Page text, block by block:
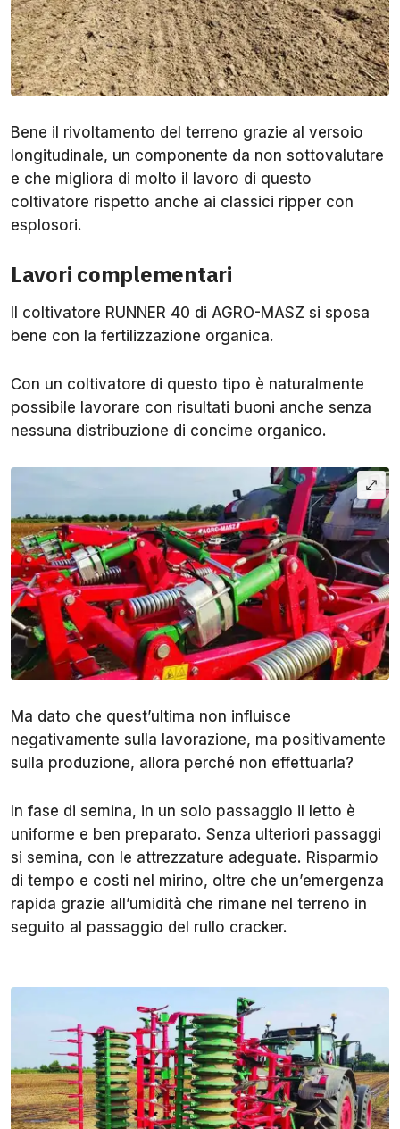
Bene il rivoltamento del terreno grazie al versoio
longitudinale, un componente da non sottovalutare
e che migliora di molto il lavoro di questo
coltivatore rispetto anche ai classici ripper con
esplosori.
Lavori complementari
Il coltivatore RUNNER 40 di AGRO-MASZ si sposa
bene con la fertilizzazione organica.
Con un coltivatore di questo tipo è naturalmente
possibile lavorare con risultati buoni anche senza
nessuna distribuzione di concime organico.
Ma dato che quest’ultima non influisce
negativamente sulla lavorazione, ma positivamente
sulla produzione, allora perché non effettuarla?
In fase di semina, in un solo passaggio il letto è
uniforme e ben preparato. Senza ulteriori passaggi
si semina, con le attrezzature adeguate. Risparmio
di tempo e costi nel mirino, oltre che un’emergenza
rapida grazie all’umidità che rimane nel terreno in
seguito al passaggio del rullo cracker.